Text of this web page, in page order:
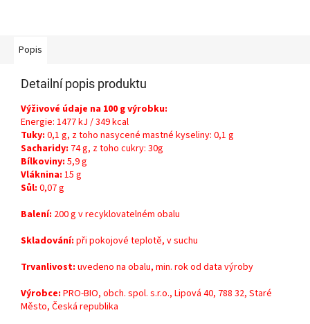
Popis
Detailní popis produktu
Výživové údaje na 100 g výrobku:
Energie: 1477 kJ / 349 kcal
Tuky: 0,1 g, z toho nasycené mastné kyseliny: 0,1 g
Sacharidy: 74 g, z toho cukry: 30g
Bílkoviny: 5,9 g
Vláknina: 15 g
Sůl: 0,07 g
Balení: 200 g v recyklovatelném obalu
Skladování: při pokojové teplotě, v suchu
Trvanlivost: uvedeno na obalu, min. rok od data výroby
Výrobce: PRO-BIO, obch. spol. s.r.o., Lipová 40, 788 32, Staré
Město, Česká republika